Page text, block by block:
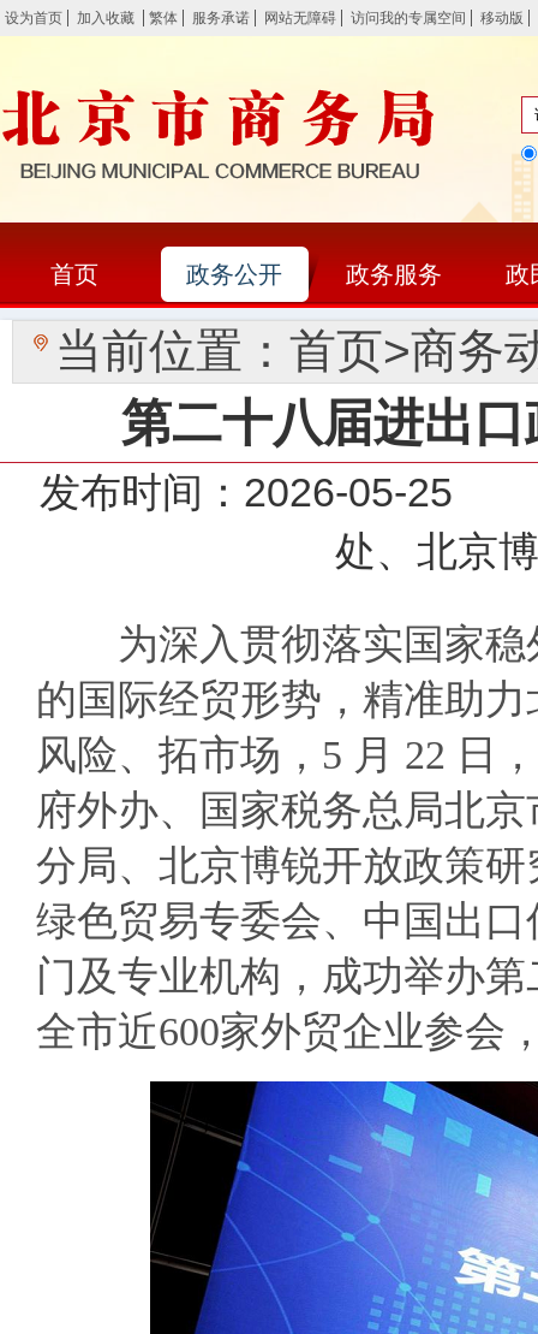
设为首页 加入收藏 繁体 服务承诺 网站无障碍 访问我的专属空间 移动版
首页 政务公开 政务服务 政
当前位置： 首页>商务
第二十八届进出
发布时间：2026-05-25
处、北京
为深入贯彻落实国家稳
的国际经贸形势，精准助
风险、拓市场，5 月 22 日
府外办、国家税务总局北
分局、北京博锐开放政策
绿色贸易专委会、中国出
门及专业机构，成功举办
全市近600家外贸企业参会